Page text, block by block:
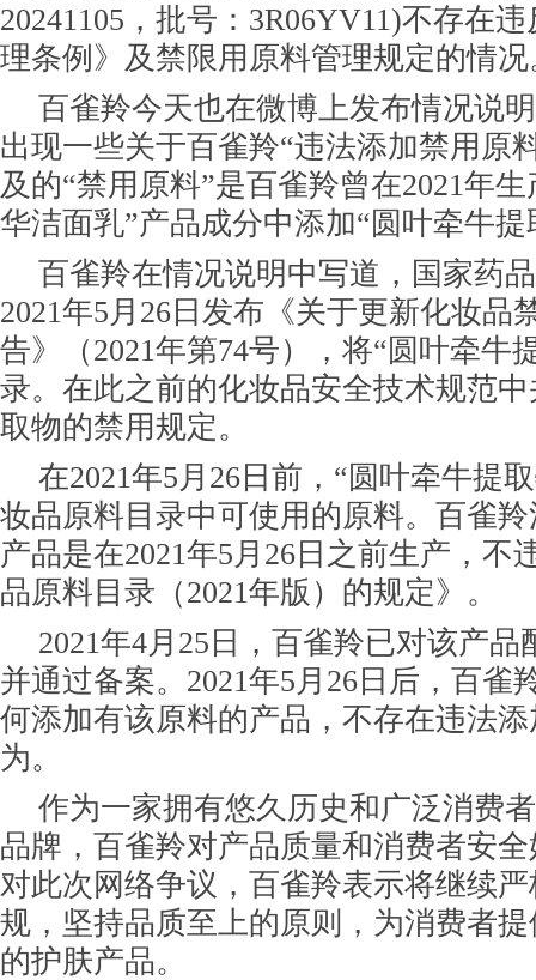
20241105，批号：3R06YV11)不存在
理条例》及禁限用原料管理规定的情况
百雀羚今天也在微博上发布情况说
出现一些关于百雀羚“违法添加禁用原
及的“禁用原料”是百雀羚曾在2021年
华洁面乳”产品成分中添加“圆叶牵牛提
百雀羚在情况说明中写道，国家药
2021年5月26日发布《关于更新化妆品
告》（2021年第74号），将“圆叶牵牛
录。在此之前的化妆品安全技术规范
取物的禁用规定。
在2021年5月26日前，“圆叶牵牛提
妆品原料目录中可使用的原料。百雀
产品是在2021年5月26日之前生产，不
品原料目录（2021年版）的规定》。
2021年4月25日，百雀羚已对该产
并通过备案。2021年5月26日后，百雀
何添加有该原料的产品，不存在违法
为。
作为一家拥有悠久历史和广泛消费
品牌，百雀羚对产品质量和消费者安
对此次网络争议，百雀羚表示将继续
规，坚持品质至上的原则，为消费者
的护肤产品。